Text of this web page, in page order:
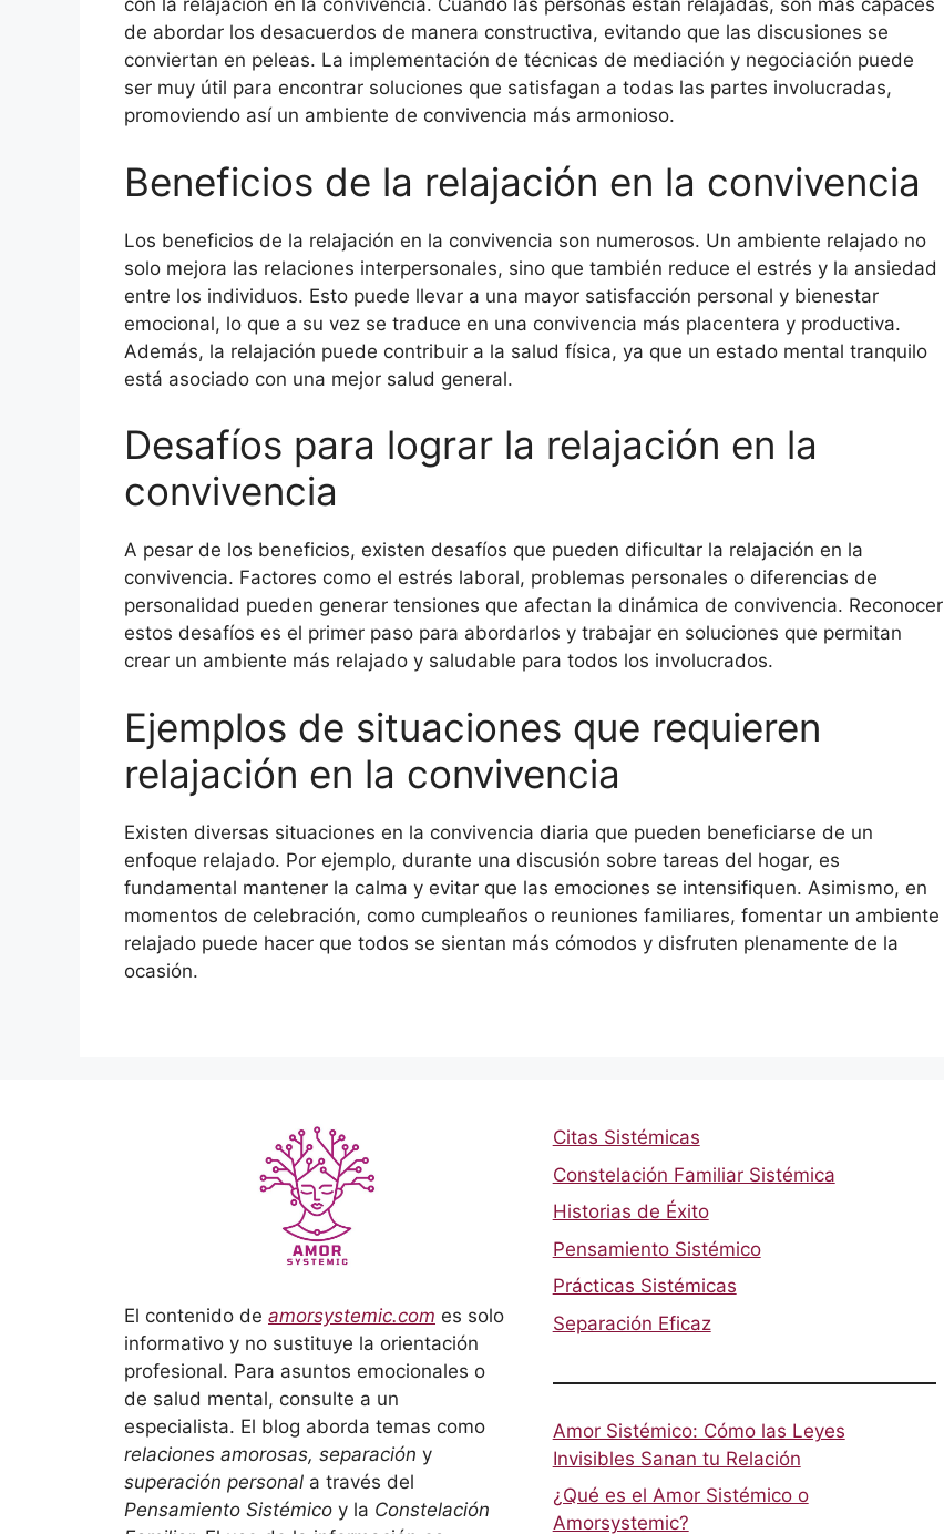
con la relajación en la convivencia. Cuando las personas están relajadas, son más capaces
de abordar los desacuerdos de manera constructiva, evitando que las discusiones se
conviertan en peleas. La implementación de técnicas de mediación y negociación puede
ser muy útil para encontrar soluciones que satisfagan a todas las partes involucradas,
promoviendo así un ambiente de convivencia más armonioso.
Beneficios de la relajación en la convivencia
Los beneficios de la relajación en la convivencia son numerosos. Un ambiente relajado no
solo mejora las relaciones interpersonales, sino que también reduce el estrés y la ansiedad
entre los individuos. Esto puede llevar a una mayor satisfacción personal y bienestar
emocional, lo que a su vez se traduce en una convivencia más placentera y productiva.
Además, la relajación puede contribuir a la salud física, ya que un estado mental tranquilo
está asociado con una mejor salud general.
Desafíos para lograr la relajación en la
convivencia
A pesar de los beneficios, existen desafíos que pueden dificultar la relajación en la
convivencia. Factores como el estrés laboral, problemas personales o diferencias de
personalidad pueden generar tensiones que afectan la dinámica de convivencia. Reconocer
estos desafíos es el primer paso para abordarlos y trabajar en soluciones que permitan
crear un ambiente más relajado y saludable para todos los involucrados.
Ejemplos de situaciones que requieren
relajación en la convivencia
Existen diversas situaciones en la convivencia diaria que pueden beneficiarse de un
enfoque relajado. Por ejemplo, durante una discusión sobre tareas del hogar, es
fundamental mantener la calma y evitar que las emociones se intensifiquen. Asimismo, en
momentos de celebración, como cumpleaños o reuniones familiares, fomentar un ambiente
relajado puede hacer que todos se sientan más cómodos y disfruten plenamente de la
ocasión.
El contenido de amorsystemic.com es solo
informativo y no sustituye la orientación
profesional. Para asuntos emocionales o
de salud mental, consulte a un
especialista. El blog aborda temas como
relaciones amorosas, separación y
superación personal a través del
Pensamiento Sistémico y la Constelación
Citas Sistémicas
Constelación Familiar Sistémica
Historias de Éxito
Pensamiento Sistémico
Prácticas Sistémicas
Separación Eficaz
Amor Sistémico: Cómo las Leyes
Invisibles Sanan tu Relación
¿Qué es el Amor Sistémico o
Amorsystemic?